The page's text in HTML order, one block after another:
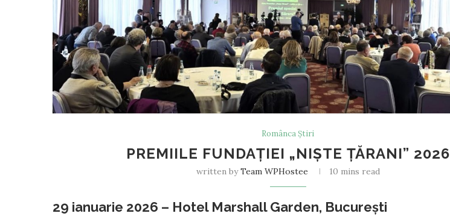
Românca Știri
PREMIILE FUNDAȚIEI „NIȘTE ȚĂRANI” 2026
written byTeam WPHostee 10 mins read
29 ianuarie 2026 – Hotel Marshall Garden, București